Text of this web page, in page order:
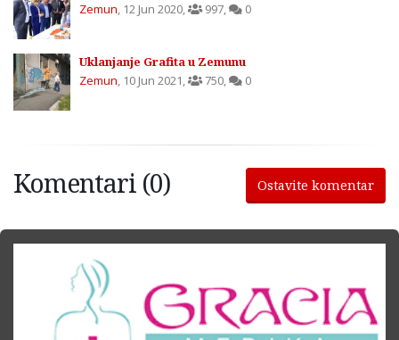
Zemun, 12 Jun 2020, 997, 0
Uklanjanje Grafita u Zemunu
Zemun, 10 Jun 2021, 750, 0
Komentari (0) Ostavite komentar